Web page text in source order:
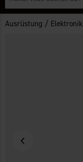
Ausrüstung / Elektronik